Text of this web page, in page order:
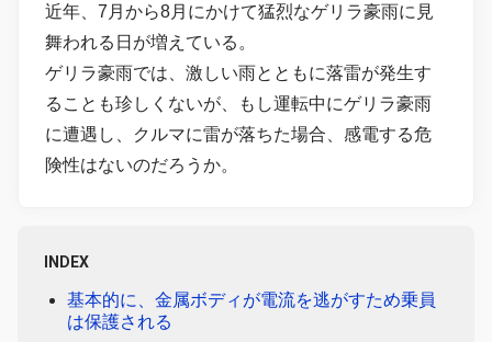
近年、7月から8月にかけて猛烈なゲリラ豪雨に見
舞われる日が増えている。
ゲリラ豪雨では、激しい雨とともに落雷が発生す
ることも珍しくないが、もし運転中にゲリラ豪雨
に遭遇し、クルマに雷が落ちた場合、感電する危
険性はないのだろうか。
INDEX
基本的に、金属ボディが電流を逃がすため乗員
は保護される